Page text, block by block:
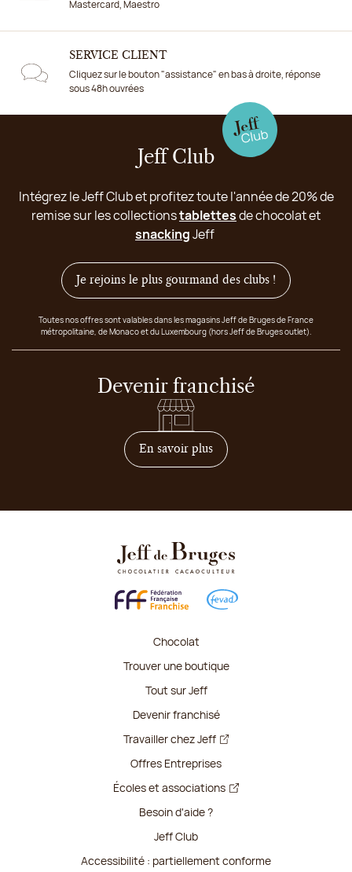
Mastercard, Maestro
SERVICE CLIENT
Cliquez sur le bouton "assistance" en bas à droite, réponse
sous 48h ouvrées
Jeff Club
Intégrez le Jeff Club et profitez toute l'année de 20% de
remise sur les collectionstablettesde chocolat et
snackingJeff
Je rejoins le plus gourmand des clubs !
Toutes nos offres sont valables dans les magasins Jeff de Bruges de France
métropolitaine, de Monaco et du Luxembourg (hors Jeff de Bruges outlet).
Devenir franchisé
En savoir plussur comment devenir
Chocolat
Trouver une boutique
Tout sur Jeff
Devenir franchisé
Travailler chez Jeff
Offres Entreprises
Écoles et associations
Besoin d'aide ?
Jeff Club
Accessibilité : partiellement conforme